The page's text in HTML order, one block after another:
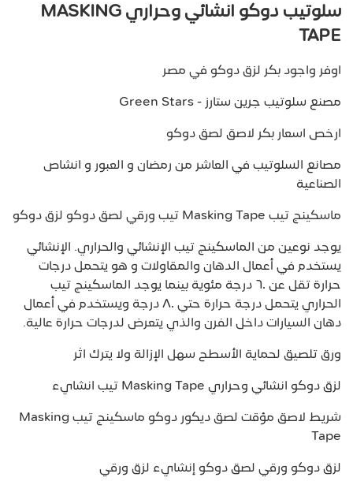
سلوتيب دوكو انشائي وحراري MASKING
TAPE
اوفر واجود بكر لزق دوكو في مصر
مصنع سلوتيب جرين ستارز - Green Stars
ارخص اسعار بكر لاصق لصق دوكو
مصانع السلوتيب في العاشر من رمضان و العبور و انشاص
الصناعية
ماسكينج تيب Masking Tape تيب ورقي لصق دوكو لزق دوكو
يوجد نوعين من الماسكينج تيب الإنشائي والحراري. الإنشائي
يستخدم في أعمال الدهان والمقاولات و هو يتحمل درجات
حرارة تقل عن ٦٠ درجة مئوية بينما يوجد الماسكينج تيب
الحراري يتحمل درجة حرارة حتي ٨٠ درجة ويستخدم في أعمال
دهان السيارات داخل الفرن والذي يتعرض لدرجات حرارة عالية.
ورق تلصيق لحماية الأسطح سهل الإزالة ولا يترك اثر
لزق دوكو انشائي وحراري Masking Tape تيب انشايء
شريط لاصق مؤقت لصق ديكور دوكو ماسكينج تيب Masking
Tape
لزق دوكو ورقي لصق دوكو إنشايء لزق ورقي